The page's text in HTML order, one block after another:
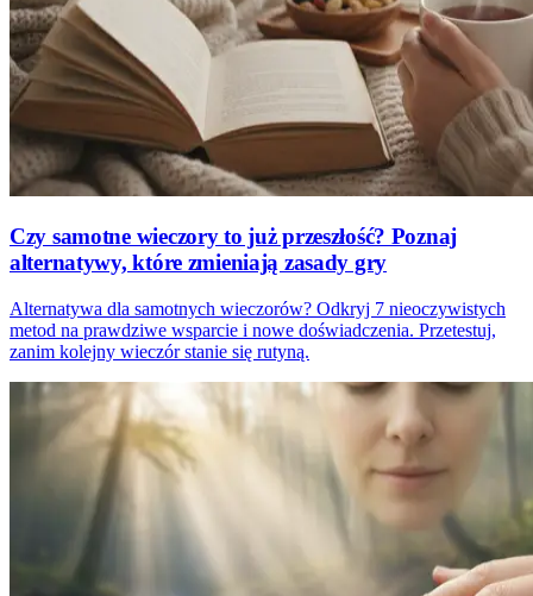
Czy samotne wieczory to już przeszłość? Poznaj
alternatywy, które zmieniają zasady gry
Alternatywa dla samotnych wieczorów? Odkryj 7 nieoczywistych
metod na prawdziwe wsparcie i nowe doświadczenia. Przetestuj,
zanim kolejny wieczór stanie się rutyną.